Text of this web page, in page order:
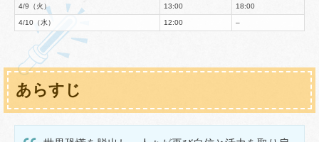
4/9（火） 13:00 18:00
4/10（水） 12:00 –
あらすじ